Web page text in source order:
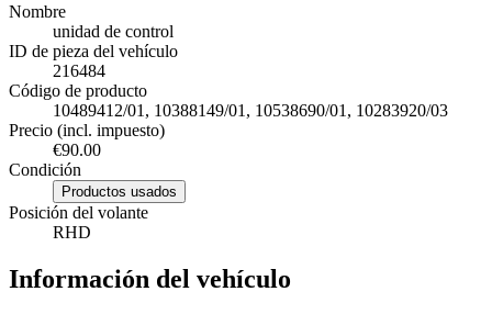
Nombre
unidad de control
ID de pieza del vehículo
216484
Código de producto
10489412/01, 10388149/01, 10538690/01, 10283920/03
Precio (incl. impuesto)
€90.00
Condición
Productos usados
Posición del volante
RHD
Información del vehículo